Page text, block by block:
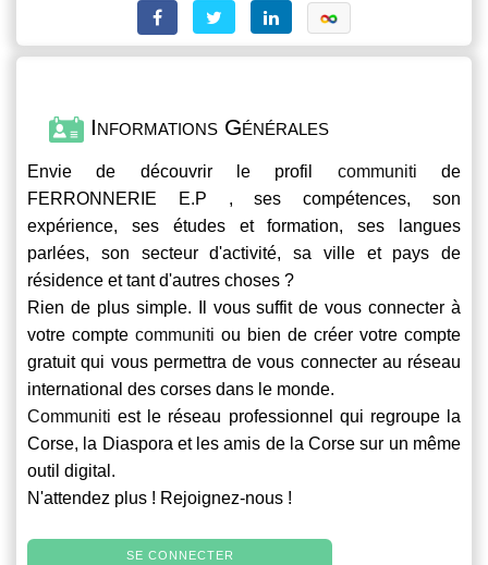
Informations Générales
Envie de découvrir le profil communiti de
FERRONNERIE E.P , ses compétences, son
expérience, ses études et formation, ses langues
parlées, son secteur d'activité, sa ville et pays de
résidence et tant d'autres choses ?
Rien de plus simple. Il vous suffit de vous connecter à
votre compte communiti ou bien de créer votre compte
gratuit qui vous permettra de vous connecter au réseau
international des corses dans le monde.
Communiti est le réseau professionnel qui regroupe la
Corse, la Diaspora et les amis de la Corse sur un même
outil digital.
N'attendez plus ! Rejoignez-nous !
SE CONNECTER